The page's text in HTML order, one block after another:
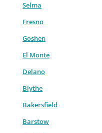
Selma
Fresno
Goshen
El Monte
Delano
Blythe
Bakersfield
Barstow